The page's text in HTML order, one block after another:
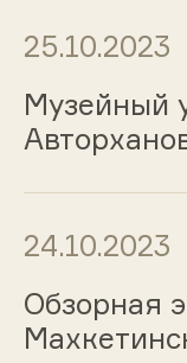
25.10.2023
Музейный
24.10.2023
Обзорная